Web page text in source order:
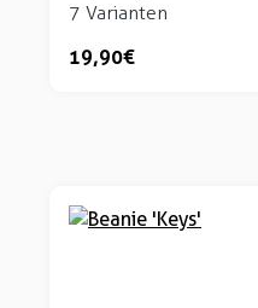
7 Varianten
19,90 €